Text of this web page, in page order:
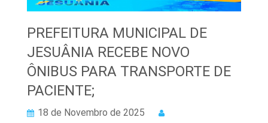
PREFEITURA MUNICIPAL DE
JESUÂNIA RECEBE NOVO
ÔNIBUS PARA TRANSPORTE DE
PACIENTE;
18 de Novembro de 2025